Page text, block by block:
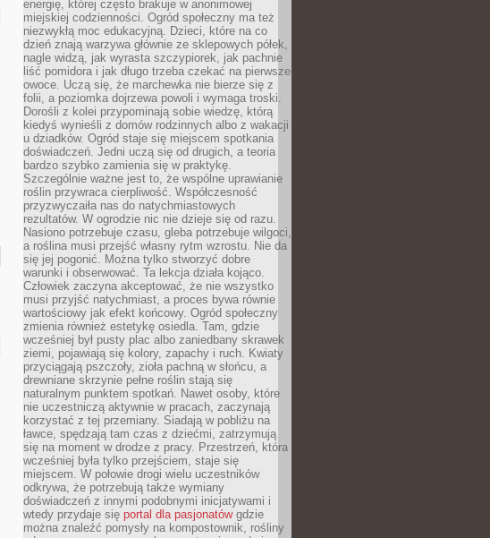
energię, której często brakuje w anonimowej
miejskiej codzienności. Ogród społeczny ma też
niezwykłą moc edukacyjną. Dzieci, które na co
dzień znają warzywa głównie ze sklepowych półek,
nagle widzą, jak wyrasta szczypiorek, jak pachnie
liść pomidora i jak długo trzeba czekać na pierwsze
owoce. Uczą się, że marchewka nie bierze się z
folii, a poziomka dojrzewa powoli i wymaga troski.
Dorośli z kolei przypominają sobie wiedzę, którą
kiedyś wynieśli z domów rodzinnych albo z wakacji
u dziadków. Ogród staje się miejscem spotkania
doświadczeń. Jedni uczą się od drugich, a teoria
bardzo szybko zamienia się w praktykę.
Szczególnie ważne jest to, że wspólne uprawianie
roślin przywraca cierpliwość. Współczesność
przyzwyczaiła nas do natychmiastowych
rezultatów. W ogrodzie nic nie dzieje się od razu.
Nasiono potrzebuje czasu, gleba potrzebuje wilgoci,
a roślina musi przejść własny rytm wzrostu. Nie da
się jej pogonić. Można tylko stworzyć dobre
warunki i obserwować. Ta lekcja działa kojąco.
Człowiek zaczyna akceptować, że nie wszystko
musi przyjść natychmiast, a proces bywa równie
wartościowy jak efekt końcowy. Ogród społeczny
zmienia również estetykę osiedla. Tam, gdzie
wcześniej był pusty plac albo zaniedbany skrawek
ziemi, pojawiają się kolory, zapachy i ruch. Kwiaty
przyciągają pszczoły, zioła pachną w słońcu, a
drewniane skrzynie pełne roślin stają się
naturalnym punktem spotkań. Nawet osoby, które
nie uczestniczą aktywnie w pracach, zaczynają
korzystać z tej przemiany. Siadają w pobliżu na
ławce, spędzają tam czas z dziećmi, zatrzymują
się na moment w drodze z pracy. Przestrzeń, która
wcześniej była tylko przejściem, staje się
miejscem. W połowie drogi wielu uczestników
odkrywa, że potrzebują także wymiany
doświadczeń z innymi podobnymi inicjatywami i
wtedy przydaje się portal dla pasjonatówgdzie
można znaleźć pomysły na kompostownik, rośliny